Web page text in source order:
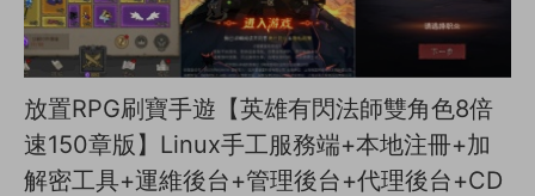
放置RPG刷寶手遊【英雄有閃法師雙角色8倍
速150章版】Linux手工服務端+本地注冊+加
解密工具+運維後台+管理後台+代理後台+CD